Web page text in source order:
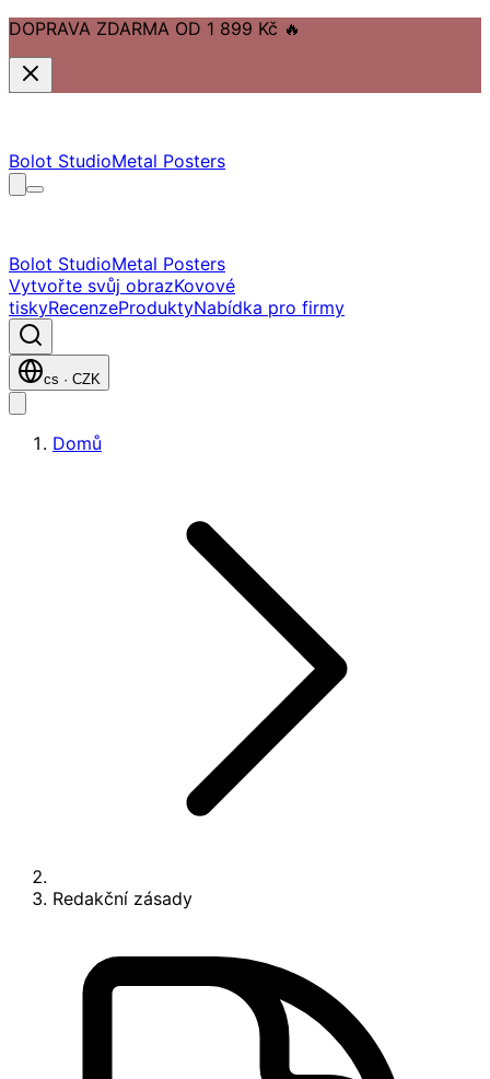
Přejít na navigaci
Přejít na zápatí
DOPRAVA ZDARMA OD 1 899 Kč 🔥
Bolot StudioMetal Posters
Bolot StudioMetal Posters
Vytvořte svůj obrazKovové
tiskyRecenzeProduktyNabídka pro firmy
cs · CZK
Domů
Redakční zásady